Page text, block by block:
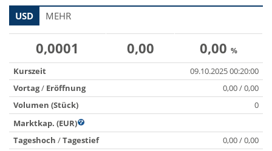
USD MEHR
0,0001 0,00 0,00 %
Kurszeit
09.10.2025 00:20:00
Vortag/ Eröffnung
0,00 / 0,00
Volumen (Stück)
0
Marktkap. (EUR)
Tageshoch /Tagestief
0,00 / 0,00